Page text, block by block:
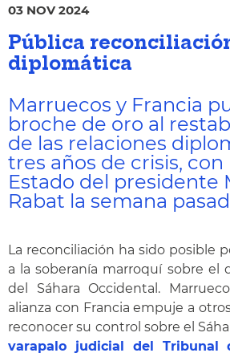
03 NOV 2024
Pública
diplomática
Marruecos y Francia
broche de oro al
de las relaciones
tres años de crisis,
Estado del presidente
Rabat la semana
La reconciliación ha sido posible
a la soberanía marroquí sobre el
del Sáhara Occidental.
alianza con Francia empuje a
reconocer su control sobre el
varapalo judicial del Tribunal